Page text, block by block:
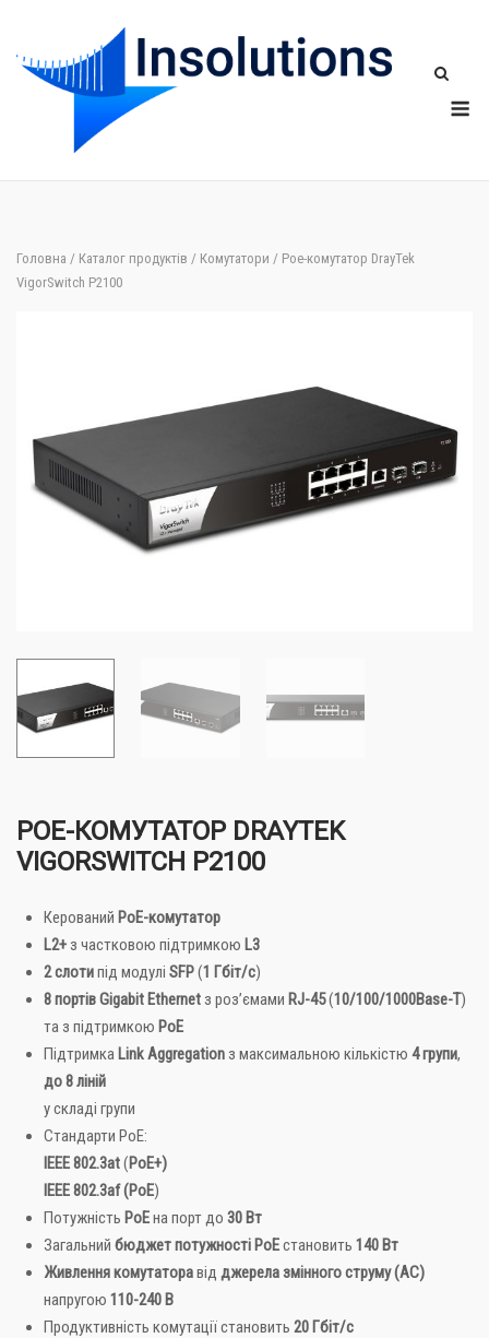
content
Головна / Каталог продуктів / Комутатори / Poe-комутатор DrayTek
VigorSwitch P2100
POE-КОМУТАТОР DRAYTEK
VIGORSWITCH P2100
Керований PoE-комутатор
L2+ з частковою підтримкою L3
2 слотипід модулі SFP(1 Гбіт/с)
8 портів Gigabit Ethernet з роз’ємами RJ-45(10/100/1000Base-T)
та з підтримкою PoE
Підтримка Link Aggregation з максимальною кількістю 4групи,
до 8 ліній
у складі групи
Стандарти PoE:
IEEE 802.3at(PoE+)
IEEE 802.3af (PoE)
Потужність PoEна порт до 30 Вт
Загальний бюджет потужності PoEстановить 140 Вт
Живленнякомутаторавід джерела змінного струму (AC)
напругою 110-240 В
Продуктивність комутації становить 20 Гбіт/с